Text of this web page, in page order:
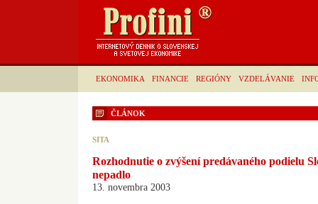
EKONOMIKA FINANCIE REGIÓNY VZDELÁVANIE
ČLÁNOK
SITA
Rozhodnutie o zvýšení predávaného podielu
nepadlo
13. novembra 2003